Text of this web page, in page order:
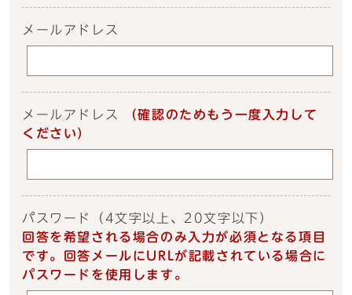
メールアドレス
メールアドレス
（確認のためもう一度入力して
ください）
パスワード
（4文字以上、20文字以下）
回答を希望される場合のみ入力が必須となる項目
です。回答メールにURLが記載されている場合に
パスワードを使用します。